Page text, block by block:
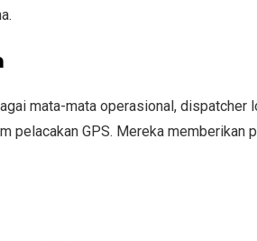
mata-mata operasional,
pelacakan GPS. Mereka memberikan